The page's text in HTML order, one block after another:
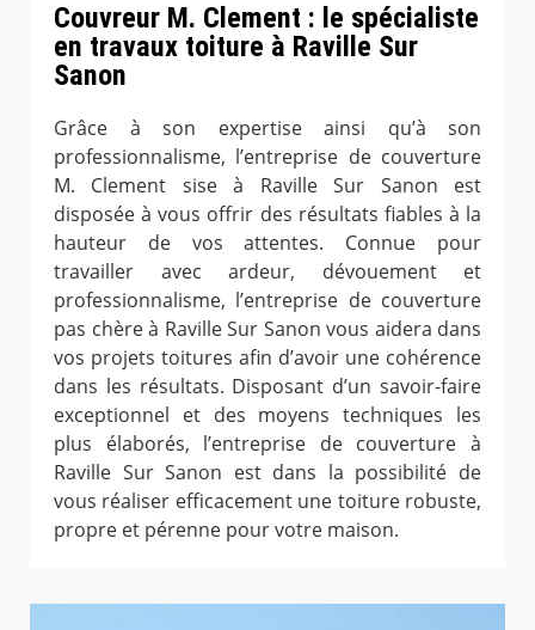
Couvreur M. Clement : le spécialiste
en travaux toiture à Raville Sur
Sanon
Grâce à son expertise ainsi qu’à son
professionnalisme, l’entreprise de couverture
M. Clement sise à Raville Sur Sanon est
disposée à vous offrir des résultats fiables à la
hauteur de vos attentes. Connue pour
travailler avec ardeur, dévouement et
professionnalisme, l’entreprise de couverture
pas chère à Raville Sur Sanon vous aidera dans
vos projets toitures afin d’avoir une cohérence
dans les résultats. Disposant d’un savoir-faire
exceptionnel et des moyens techniques les
plus élaborés, l’entreprise de couverture à
Raville Sur Sanon est dans la possibilité de
vous réaliser efficacement une toiture robuste,
propre et pérenne pour votre maison.